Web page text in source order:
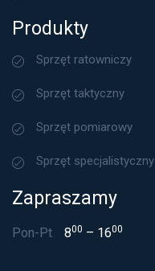
Produkty
Sprzęt ratowniczy
Sprzęt taktyczny
Sprzęt pomiarowy
Sprzęt specjalistyczny
Zapraszamy
Pon-Pt 800 – 1600